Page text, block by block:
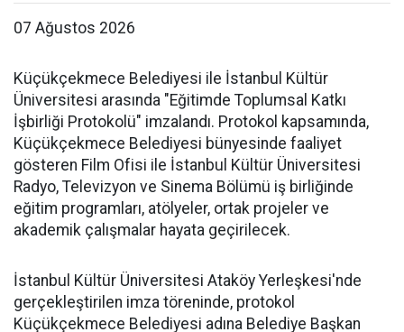
07 Ağustos 2026
Küçükçekmece Belediyesi ile İstanbul Kültür
Üniversitesi arasında "Eğitimde Toplumsal Katkı
İşbirliği Protokolü" imzalandı. Protokol kapsamında,
Küçükçekmece Belediyesi bünyesinde faaliyet
gösteren Film Ofisi ile İstanbul Kültür Üniversitesi
Radyo, Televizyon ve Sinema Bölümü iş birliğinde
eğitim programları, atölyeler, ortak projeler ve
akademik çalışmalar hayata geçirilecek.
İstanbul Kültür Üniversitesi Ataköy Yerleşkesi'nde
gerçekleştirilen imza töreninde, protokol
Küçükçekmece Belediyesi adına Belediye Başkan